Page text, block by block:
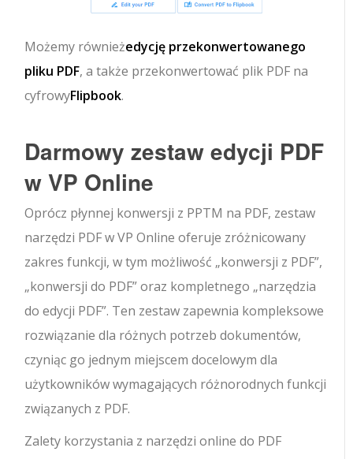
Możemy równieżedycję przekonwertowanego
pliku PDF, a także przekonwertować plik PDF na
cyfrowyFlipbook.
Darmowy zestaw edycji PDF
w VP Online
Oprócz płynnej konwersji z PPTM na PDF, zestaw
narzędzi PDF w VP Online oferuje zróżnicowany
zakres funkcji, w tym możliwość „konwersji z PDF”,
„konwersji do PDF” oraz kompletnego „narzędzia
do edycji PDF”. Ten zestaw zapewnia kompleksowe
rozwiązanie dla różnych potrzeb dokumentów,
czyniąc go jednym miejscem docelowym dla
użytkowników wymagających różnorodnych funkcji
związanych z PDF.
Zalety korzystania z narzędzi online do PDF